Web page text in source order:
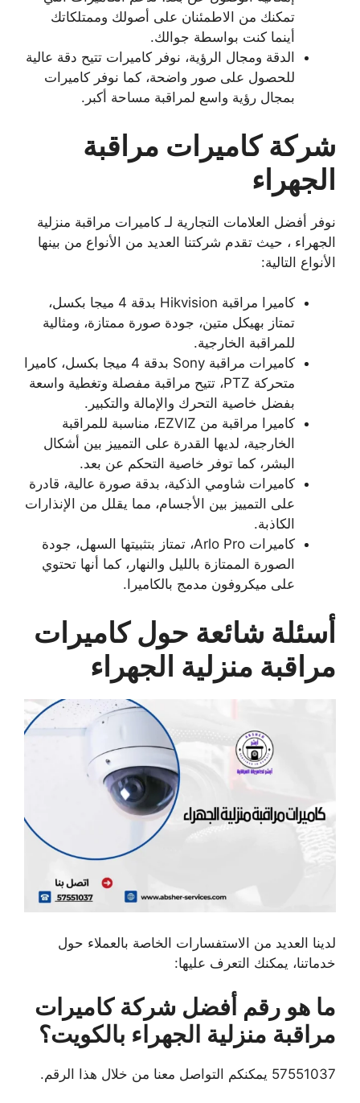
تمكنك من الاطمئنان على أصولك وممتلكاتك
أينما كنت بواسطة جوالك.
الدقة ومجال الرؤية، نوفر كاميرات تتيح دقة عالية
للحصول على صور واضحة، كما نوفر كاميرات
بمجال رؤية واسع لمراقبة مساحة أكبر.
شركة كاميرات مراقبة
الجهراء
نوفر أفضل العلامات التجارية لـ كاميرات مراقبة منزلية
الجهراء ، حيث تقدم شركتنا العديد من الأنواع من بينها
الأنواع التالية:
كاميرا مراقبة Hikvision بدقة 4 ميجا بكسل،
تمتاز بهيكل متين، جودة صورة ممتازة، ومثالية
للمراقبة الخارجية.
كاميرات مراقبة Sony بدقة 4 ميجا بكسل، كاميرا
متحركة PTZ، تتيح مراقبة مفصلة وتغطية واسعة
بفضل خاصية التحرك والإمالة والتكبير.
كاميرا مراقبة من EZVIZ، مناسبة للمراقبة
الخارجية، لديها القدرة على التمييز بين أشكال
البشر، كما توفر خاصية التحكم عن بعد.
كاميرات شاومي الذكية، بدقة صورة عالية، قادرة
على التمييز بين الأجسام، مما يقلل من الإنذارات
الكاذبة.
كاميرات Arlo Pro، تمتاز بتثبيتها السهل، جودة
الصورة الممتازة بالليل والنهار، كما أنها تحتوي
على ميكروفون مدمج بالكاميرا.
أسئلة شائعة حول كاميرات
مراقبة منزلية الجهراء
لدينا العديد من الاستفسارات الخاصة بالعملاء حول
خدماتنا، يمكنك التعرف عليها:
ما هو رقم أفضل شركة كاميرات
مراقبة منزلية الجهراء بالكويت؟
57551037 يمكنكم التواصل معنا من خلال هذا الرقم.